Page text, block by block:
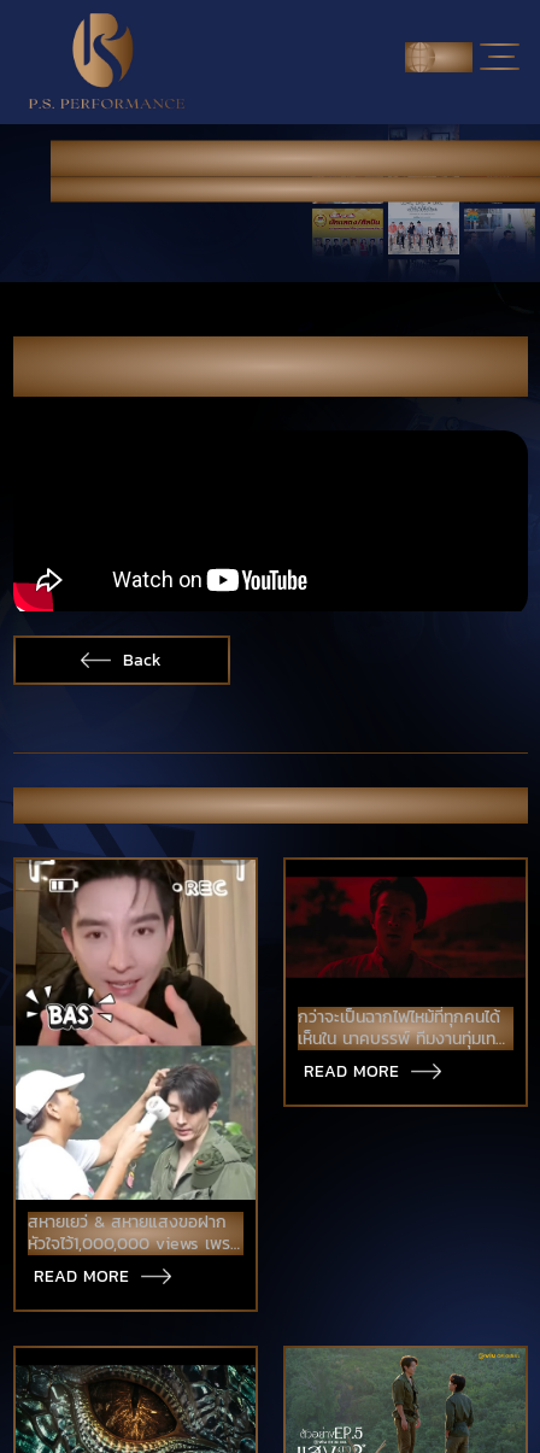
ENG
NEWS & PORTFOLIO
> News & Portfolio
"สัญญา" เพลงประกอบภาพยนตร์ "นาคบรรพ์" -
โดม จารุวัฒน์"
Back
OTHER NEWS & PORTFOLIO
สหายเยว่ & สหายแสงขอฝาก
หัวใจไว้1,000,000 views เพราะ
คุณ
READ MORE
กว่าจะเป็นฉากไฟไหม้ที่ทุกคนได้
เห็นใน นาคบรรพ์ ทีมงานทุ่มเท
กันสุดๆ ทำให้ฉากไฟไหม้ออกมา
สมจริงนาคบรรพ์
READ MORE